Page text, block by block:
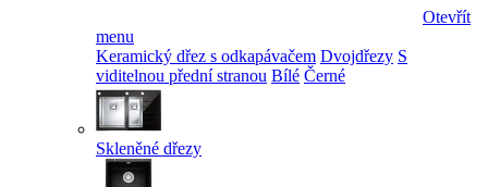
Otevřít
menu
Keramický dřez s odkapávačem Dvojdřezy S
viditelnou přední stranou Bílé Černé
Skleněné dřezy